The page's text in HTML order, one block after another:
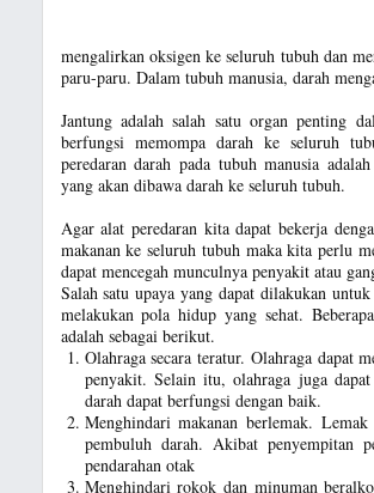
mengalirkan oksigen ke seluruh tubuh dan
paru-paru. Dalam tubuh manusia, darah
Jantung adalah salah satu organ penting
berfungsi memompa darah ke seluruh
peredaran darah pada tubuh manusia
yang akan dibawa darah ke seluruh tubuh.
Agar alat peredaran kita dapat bekerja
makanan ke seluruh tubuh maka kita perlu
dapat mencegah munculnya penyakit atau
Salah satu upaya yang dapat dilakukan
melakukan pola hidup yang sehat.
adalah sebagai berikut.
Olahraga secara teratur. Olahraga dapat
penyakit. Selain itu, olahraga juga
darah dapat berfungsi dengan baik.
Menghindari makanan berlemak.
pembuluh darah. Akibat penyempitan
pendarahan otak
Menghindari rokok dan minuman